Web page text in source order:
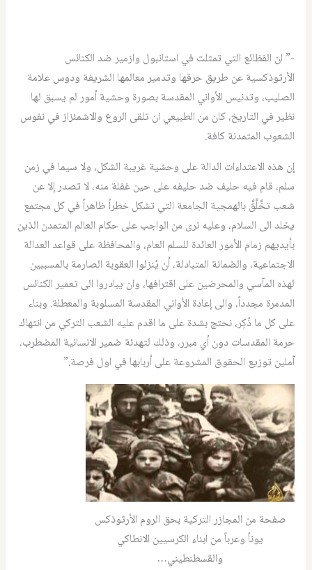
-” ان الفظائع التي تمثلت في استانبول وازمير ضد الكنائس
الأرثوذكسية عن طريق حرقها وتدمير معالمها الشريفة ودوس علامة
الصليب، وتدنيس الأواني المقدسة بصورة وحشية أمور لم يسبق لها
نظير في التاريخ، كان من الطبيعي ان تلقى الروع والاشمئزاز في نفوس
الشعوب المتمدنة كافة.
إن هذه الاعتداءات الدالة على وحشية غريبة الشكل، ولا سيما في زمن
سلم، قام فيه حليف ضد حليفه على حين غفلة منه، لا تصدر إلا عن
شعب تخَّلَّقَّ بالهمجية الجامعة التي تشكل خطراً ظاهراً في كل مجتمع
يخلد الى السلام، وعليه نرى من الواجب على حكام العالم المتمدن الذين
بأيديهم زمام الأمور العائدة للسلم العام، والمحافظة على قواعد العدالة
الاجتماعية، والضمانة المتبادلة، أن يُنزلوا العقوبة الصارمة بالمسببين
لهذه المآسي والمحرضين على اقترافها، وان يبادروا الى تعمير الكنائس
المدمرة مجدداً، والى إعادة الأواني المقدسة المسلوبة والمعطلة. وبناء
على كل ما ذُكِر، نحتج بشدة على ما اقدم عليه الشعب التركي من انتهاك
حرمة المقدسات دون أي مبرر، وذلك لتهدئة ضمير الانسانية المضطرب،
آملين توزيع الحقوق المشروعة على أربابها في اول فرصة.”
صفحة من المجازر التركية بحق الروم الأرثوذكس
يوناً وعرباً من ابناء الكرسيين الانطاكي
والقسطنطيني…